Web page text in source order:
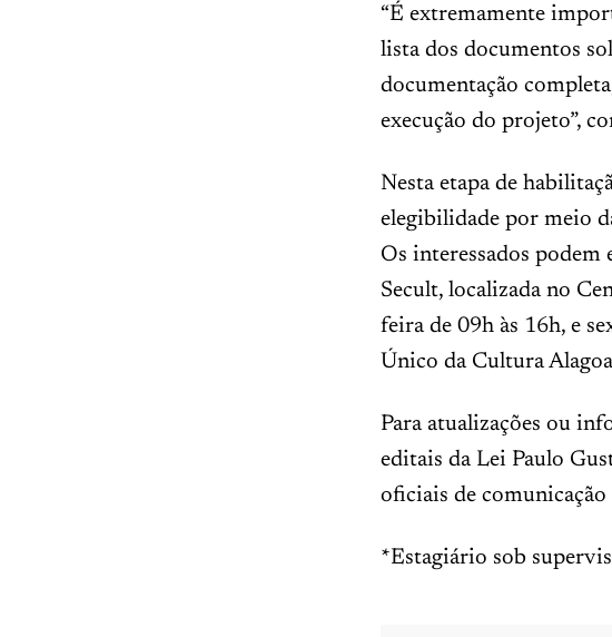
“É extremamente
lista dos documentos
documentação
execução do projeto”,
Nesta etapa de
elegibilidade por meio
Os interessados podem
Secult, localizada no
feira de 09h às 16h, e
Único da Cultura
Para atualizações ou
editais da Lei Paulo
oficiais de comunicação
*Estagiário sob